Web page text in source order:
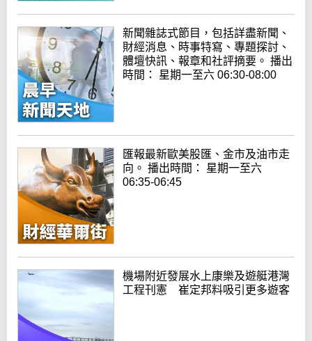
新聞雜誌式節目，包括詳盡新聞、
財經消息、時事特寫、專題探討、
體壇快訊、報章和社評摘要。 播出
時間： 星期一至六 06:30-08:00
匯報最新歐美股匯、金市及油市走
向。 播出時間： 星期一至六
06:35-06:45
機場附近發展水上康樂及遊艇港灣
工程刊憲 崔定邦料吸引更多遊客